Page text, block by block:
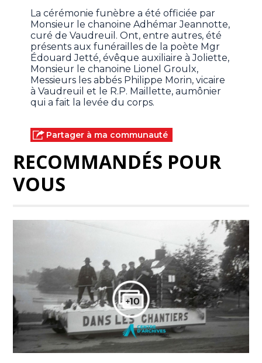
La cérémonie funèbre a été officiée par
Monsieur le chanoine Adhémar Jeannotte,
curé de Vaudreuil. Ont, entre autres, été
présents aux funérailles de la poète Mgr
Édouard Jetté, évêque auxiliaire à Joliette,
Monsieur le chanoine Lionel Groulx,
Messieurs les abbés Philippe Morin, vicaire
à Vaudreuil et le R.P. Maillette, aumônier
qui a fait la levée du corps.
Partager à ma communauté
RECOMMANDÉS POUR
VOUS